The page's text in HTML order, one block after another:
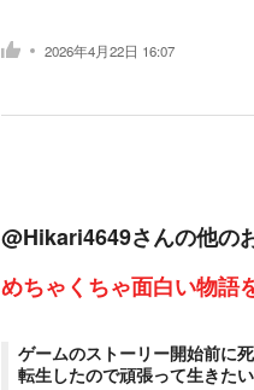
2026年4月22日 16:07
@Hikari4649さんの他の
めちゃくちゃ面白い物語
ゲームのストーリー開始前に
転生したので頑張って生きたい